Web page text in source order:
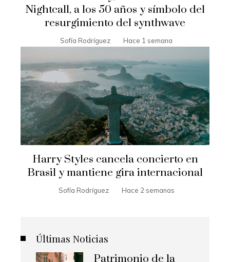
Nightcall, a los 50 años y símbolo del
resurgimiento del synthwave
Sofía Rodríguez Hace 1 semana
Harry Styles cancela concierto en
Brasil y mantiene gira internacional
Sofía Rodríguez Hace 2 semanas
Últimas Noticias
Patrimonio de la